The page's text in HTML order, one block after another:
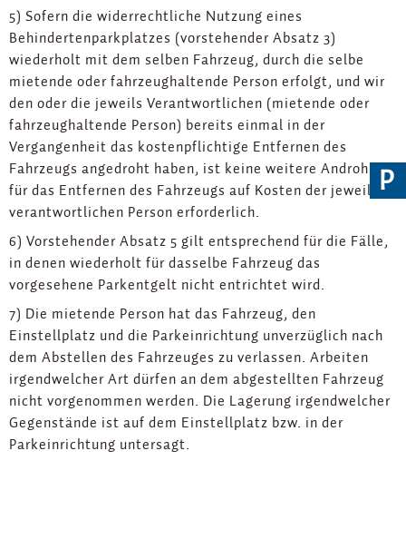
P
5) Sofern die widerrechtliche Nutzung eines
Behindertenparkplatzes (vorstehender Absatz 3)
wiederholt mit dem selben Fahrzeug, durch die selbe
mietende oder fahrzeughaltende Person erfolgt, und wir
den oder die jeweils Verantwortlichen (mietende oder
fahrzeughaltende Person) bereits einmal in der
Vergangenheit das kostenpflichtige Entfernen des
Fahrzeugs angedroht haben, ist keine weitere Androhung
für das Entfernen des Fahrzeugs auf Kosten der jeweils
verantwortlichen Person erforderlich.
6) Vorstehender Absatz 5 gilt entsprechend für die Fälle,
in denen wiederholt für dasselbe Fahrzeug das
vorgesehene Parkentgelt nicht entrichtet wird.
7) Die mietende Person hat das Fahrzeug, den
Einstellplatz und die Parkeinrichtung unverzüglich nach
dem Abstellen des Fahrzeuges zu verlassen. Arbeiten
irgendwelcher Art dürfen an dem abgestellten Fahrzeug
nicht vorgenommen werden. Die Lagerung irgendwelcher
Gegenstände ist auf dem Einstellplatz bzw. in der
Parkeinrichtung untersagt.